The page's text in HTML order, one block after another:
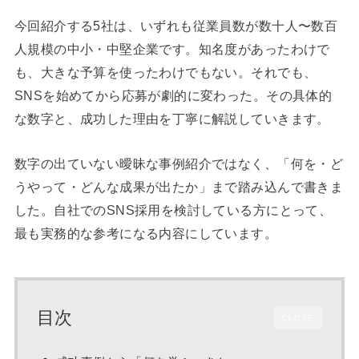
今回紹介する5社は、いずれも従業員数が数十人〜数百
人規模の中小・中堅企業です。知名度があったわけで
も、大きな予算を使ったわけでもない。それでも、
SNSを始めてから応募が劇的に変わった。その具体的
な数字と、成功した理由を丁寧に解説していきます。
数字の出ていない曖昧な事例紹介ではなく、「何を・ど
うやって・どんな成果が出たか」まで踏み込んで書きま
した。自社でのSNS採用を検討している方にとって、
最も実務的な参考になる内容にしています。
目次